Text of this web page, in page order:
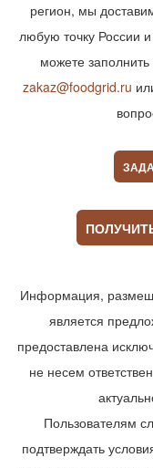
регион, мы
любую точку России
можете
zakaz@foodgrid.ru
Информация,
является
предоставлена
не несем
Пользователям
подтверждать